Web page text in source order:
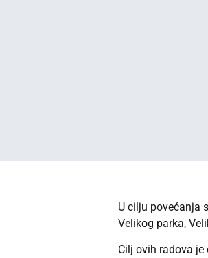
U cilju povećanja
Velikog parka,
Cilj ovih radova